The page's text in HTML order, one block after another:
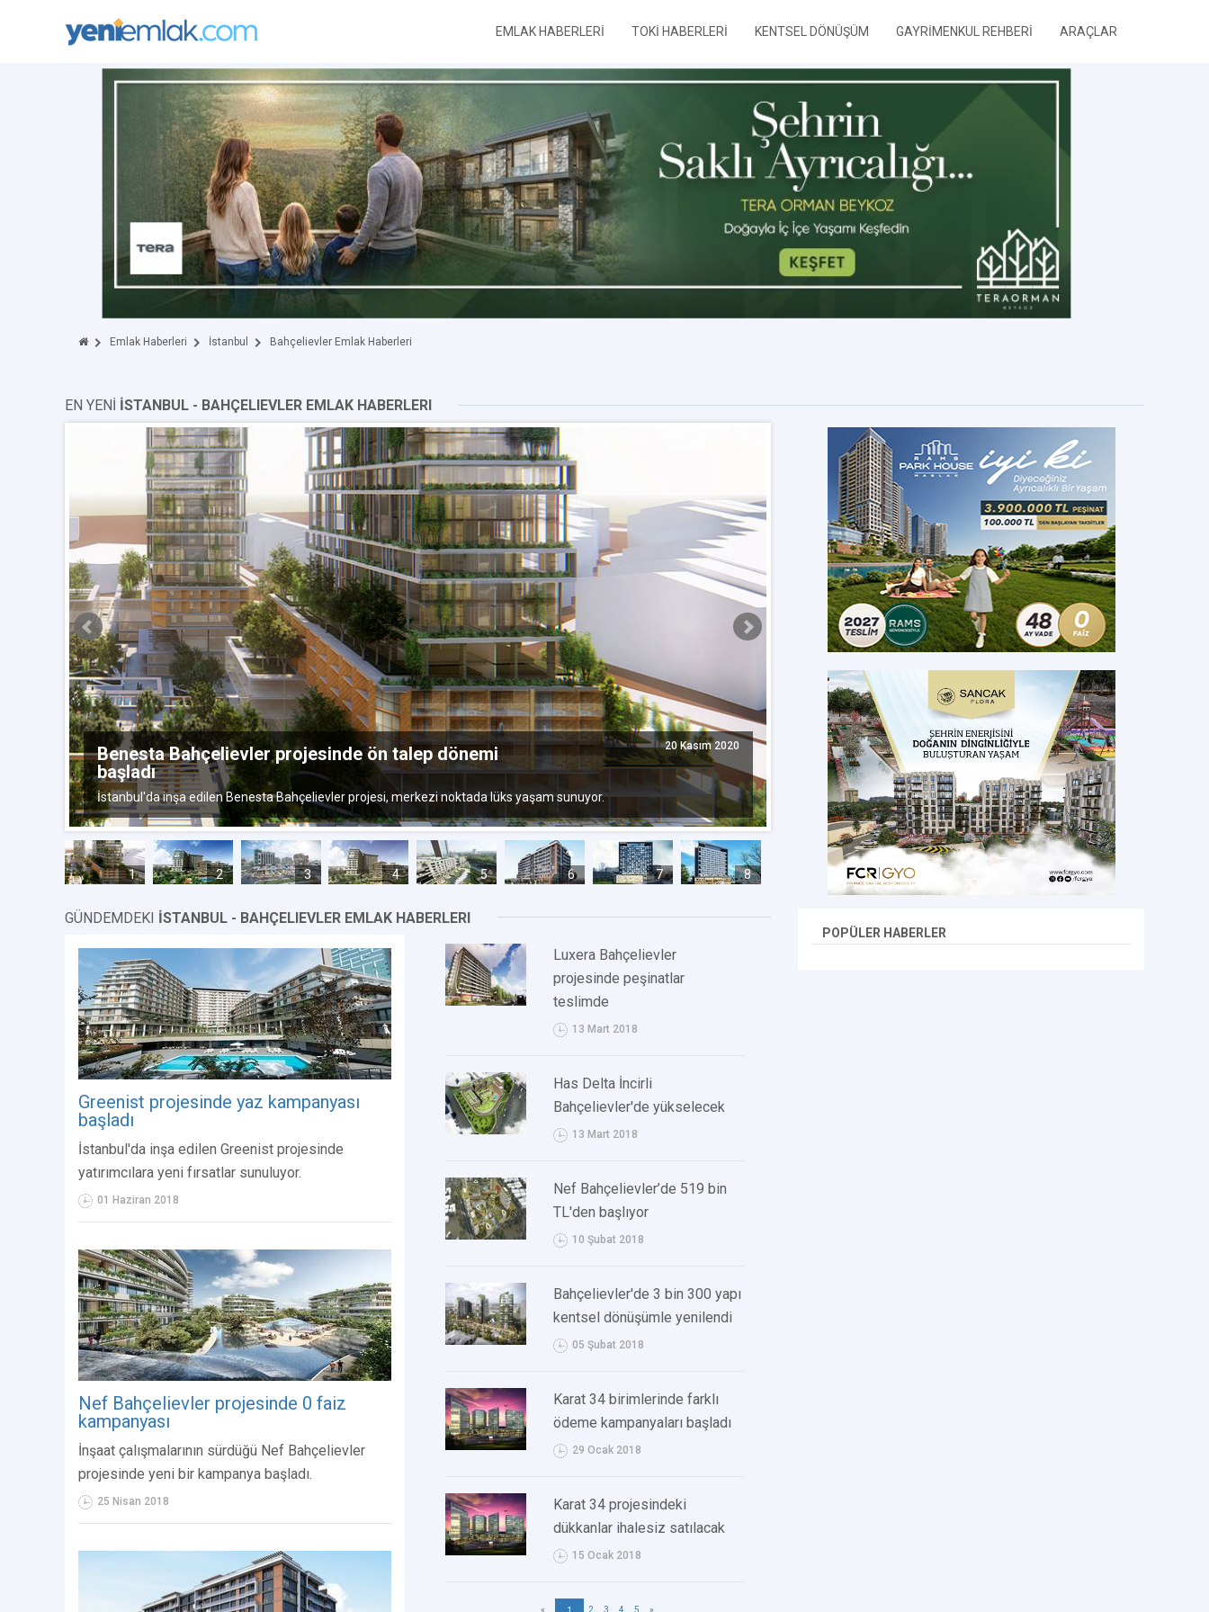
EMLAK HABERLERİ TOKİ HABERLERİ KENTSEL DÖNÜŞÜM GAYRİMENKUL REHBERİ ARAÇLAR
Emlak Haberleri İstanbul Bahçelievler Emlak Haberleri
EN YENİ İSTANBUL - BAHÇELIEVLER EMLAK HABERLERI
Benesta Bahçelievler projesinde ön talep dönemi
başladı
20 Kasım 2020
İstanbul'da inşa edilen Benesta Bahçelievler projesi, merkezi noktada lüks yaşam sunuyor.
Greenist projesinde yılbaşına özel indirim fırsatı
İstanbul'da hayata geçirilen Greenist projesinde yılbaşı özel kampanyası
1 2 3 4 5 6 7 8
GÜNDEMDEKI İSTANBUL - BAHÇELIEVLER EMLAK HABERLERI
Greenist projesinde yaz kampanyası
başladı
İstanbul'da inşa edilen Greenist projesinde
yatırımcılara yeni fırsatlar sunuluyor.
01 Haziran 2018
Nef Bahçelievler projesinde 0 faiz
kampanyası
İnşaat çalışmalarının sürdüğü Nef Bahçelievler
projesinde yeni bir kampanya başladı.
25 Nisan 2018
Luxera Bahçelievler
projesinde peşinatlar
teslimde
13 Mart 2018
Has Delta İncirli
Bahçelievler'de yükselecek
13 Mart 2018
Nef Bahçelievler’de 519 bin
TL'den başlıyor
10 Şubat 2018
Bahçelievler'de 3 bin 300 yapı
kentsel dönüşümle yenilendi
05 Şubat 2018
Karat 34 birimlerinde farklı
ödeme kampanyaları başladı
29 Ocak 2018
Karat 34 projesindeki
dükkanlar ihalesiz satılacak
15 Ocak 2018
« 2 3 4 5 »
POPÜLER HABERLER